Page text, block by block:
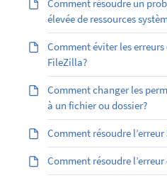
Comment résoudre un
élevée de ressources
Comment éviter les
FileZilla?
Comment changer les
à un fichier ou dossier?
Comment résoudre l’erreur
Comment résoudre l’erreur